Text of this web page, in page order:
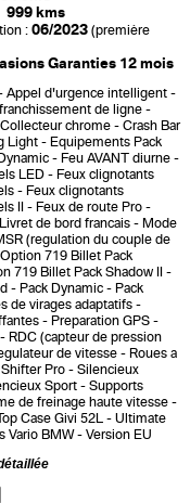
999 kms
: 06/2023 (première
Garanties 12 mois
Appel d'urgence intelligent
de ligne
Collecteur chrome
Crash Bar
Light
Equipements Pack
Feu AVANT diurne
LED
Feux clignotants
Feux clignotants
II
Feux de route Pro
Livret de bord francais
Mode
(regulation du couple de
Option 719 Billet Pack
719 Billet Pack Shadow II
Pack Dynamic
Pack
de virages adaptatifs
Preparation GPS
RDC (capteur de pression
de vitesse
Roues a
Shifter Pro
Silencieux
Sport
Supports
de freinage haute vitesse
Case Givi 52L
Ultimate
Vario BMW
Version EU